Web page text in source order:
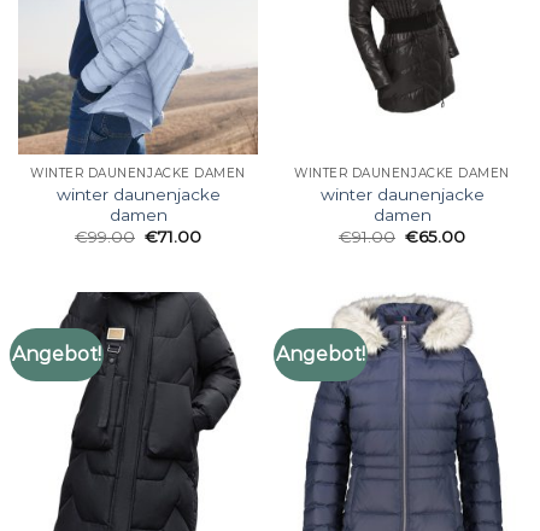
WINTER DAUNENJACKE DAMEN
winter daunenjacke
damen
€99.00 €71.00
WINTER DAUNENJACKE DAMEN
winter daunenjacke
damen
€91.00 €65.00
Angebot! Angebot!